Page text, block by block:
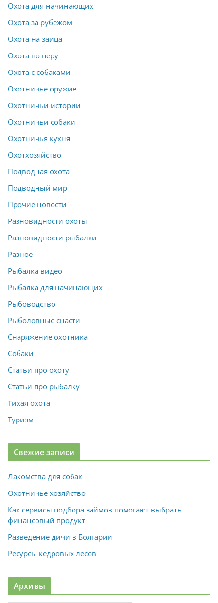
Охота для начинающих
Охота за рубежом
Охота на зайца
Охота по перу
Охота с собаками
Охотничье оружие
Охотничьи истории
Охотничьи собаки
Охотничья кухня
Охотхозяйство
Подводная охота
Подводный мир
Прочие новости
Разновидности охоты
Разновидности рыбалки
Разное
Рыбалка видео
Рыбалка для начинающих
Рыбоводство
Рыболовные снасти
Снаряжение охотника
Собаки
Статьи про охоту
Статьи про рыбалку
Тихая охота
Туризм
Свежие записи
Лакомства для собак
Охотничье хозяйство
Как сервисы подбора займов помогают выбрать
финансовый продукт
Разведение дичи в Болгарии
Ресурсы кедровых лесов
Архивы